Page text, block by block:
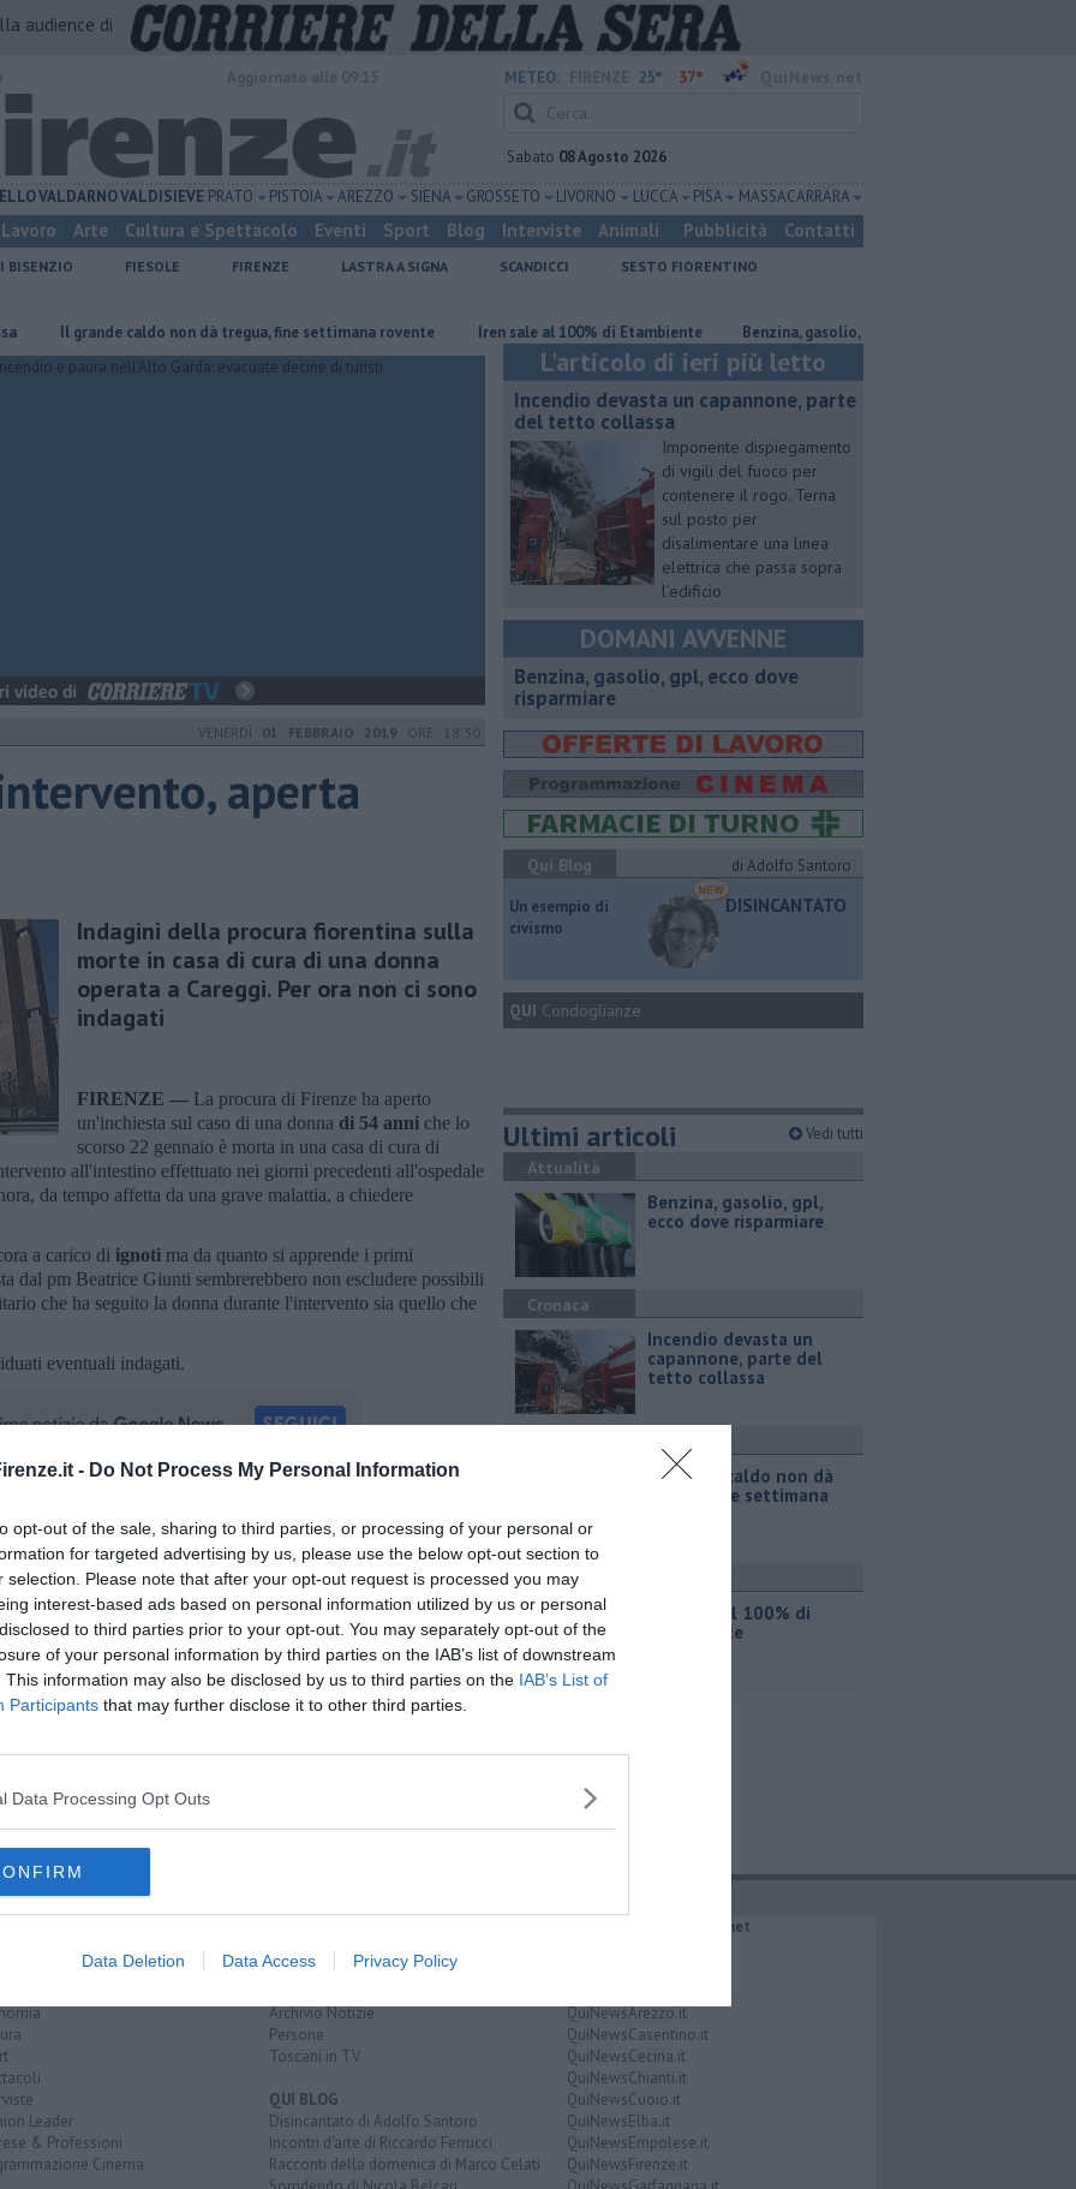
- Do Not Process My Personal Information
opt-out of the sale, sharing to third parties, or processing of your personal or
for targeted advertising by us, please use the below opt-out section to
selection. Please note that after your opt-out request is processed you may
interest-based ads based on personal information utilized by us or personal
to third parties prior to your opt-out. You may separately opt-out of the
of your personal information by third parties on the IAB’s list of downstream
This information may also be disclosed by us to third parties on the IAB’s List of
Participants that may further disclose it to other third parties.
Data Processing Opt Outs
Data Deletion Data Access Privacy Policy
audience di
METEO: 25° 37°
Sabato 08 Agosto 2026
VALDARNOVALDISIEVE PRATO PISTOIA AREZZO SIENA GROSSETO LIVORNO LUCCA PISA MASSA CARRARA
Lavoro Arte Cultura e Spettacolo Eventi Sport Blog Interviste Animali Pubblicità Contatti
BISENZIO FIESOLE FIRENZE LASTRA A SIGNA SCANDICCI
SESTO FIORENTINO
Il grande caldo non dà tregua, fine settimana rovente Iren sale al 100% di Etambiente ​Benzina, gasolio, gpl, ecco dove risparmiare
VENERDÌ 01 FEBBRAIO 2019 ORE 18:30
aperta
Indagini della procura fiorentina sulla
morte in casa di cura di una donna
operata a Careggi. Per ora non ci sono
indagati
FIRENZE — La procura di Firenze ha aperto
un'inchiesta sul caso di una donna di 54 anni che lo
scorso 22 gennaio è morta in una casa di cura di
all'intestino effettuato nei giorni precedenti all'ospedale
da tempo affetta da una grave malattia, a chiedere
a carico di ignoti ma da quanto si apprende i primi
dal pm Beatrice Giunti sembrerebbero non escludere possibili
che ha seguito la donna durante l'intervento sia quello che
eventuali indagati.
iscriviti alla
Newsletter QUInews - ToscanaMedia.
nella tua casella di posta.
chirurgico
milioni
L'articolo di ieri più letto
Incendio devasta un capannone, parte
del tetto collassa
Imponente dispiegamento
di vigili del fuoco per
contenere il rogo. Terna
sul posto per
disalimentare una linea
elettrica che passa sopra
l’edificio
DOMANI AVVENNE
​Benzina, gasolio, gpl, ecco dove
risparmiare
Qui Blog
di Adolfo Santoro
​Un esempio di
civismo
DISINCANTATO
QUI Condoglianze
Ultimi articoli Vedi tutti
Attualità
​Benzina, gasolio, gpl,
ecco dove risparmiare
Cronaca
Incendio devasta un
capannone, parte del
tetto collassa
Il grande caldo non dà
tregua, fine settimana
Attualità
Iren sale al 100% di
Etambiente
Leader
& Professioni
Cinema
Le notizie di oggi
Più Letti della settimana
Archivio Notizie
Persone
Toscani in TV
QUI BLOG
Disincantato di Adolfo Santoro
Incontri d'arte di Riccardo Ferrucci
Racconti della domenica di Marco Celati
IL NETWORK QuiNews.net
QuiNewsArezzo.it
QuiNewsCasentino.it
QuiNewsCecina.it
QuiNewsChianti.it
QuiNewsCuoio.it
QuiNewsElba.it
QuiNewsEmpolese.it
QuiNewsFirenze.it